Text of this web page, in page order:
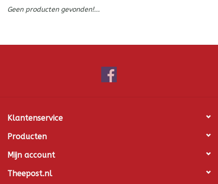
Shop-in-Shop
Geen producten gevonden!...
Klantenservice
Producten
Mijn account
Theepost.nl